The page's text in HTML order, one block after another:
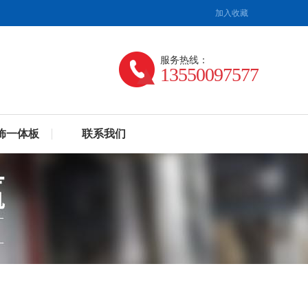
加入收藏
服务热线：
13550097577
一体板 联系我们